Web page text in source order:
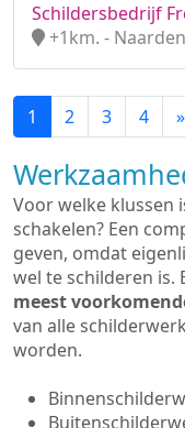
Schildersbedrijf
+1km. -
1 2 3 4 »
Voor welke klussen
schakelen? Een
geven, omdat
wel te schilderen is.
meest
van alle
worden.